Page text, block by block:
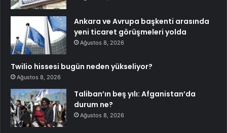
Ankara ve Avrupa başkenti arasında
yeni ticaret görüşmeleri yolda
Ağustos 8, 2026
Twilio hissesi bugün neden yükseliyor?
Ağustos 8, 2026
Taliban’ın beş yılı: Afganistan’da
durum ne?
Ağustos 8, 2026